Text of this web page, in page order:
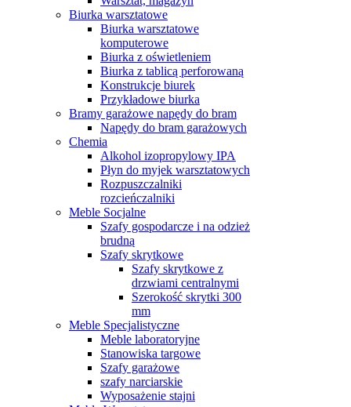
Biurka warsztatowe
Biurka warsztatowe
komputerowe
Biurka z oświetleniem
Biurka z tablicą perforowaną
Konstrukcje biurek
Przykładowe biurka
Bramy garażowe napędy do bram
Napędy do bram garażowych
Chemia
Alkohol izopropylowy IPA
Płyn do myjek warsztatowych
Rozpuszczalniki
rozcieńczalniki
Meble Socjalne
Szafy gospodarcze i na odzież
brudną
Szafy skrytkowe
Szafy skrytkowe z
drzwiami centralnymi
Szerokość skrytki 300
mm
Meble Specjalistyczne
Meble laboratoryjne
Stanowiska targowe
Szafy garażowe
szafy narciarskie
Wyposażenie stajni